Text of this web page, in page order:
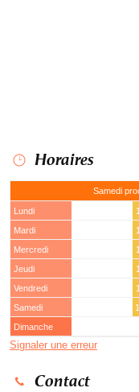
Horaires
Samedi
Lundi
Mardi
Mercredi
Jeudi
Vendredi
Samedi
Dimanche
Signaler une erreur
Contact